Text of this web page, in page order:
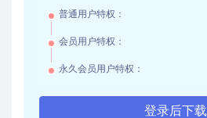
普通用户特权：
会员用户特权：
永久会员用户特权：
登录后下载